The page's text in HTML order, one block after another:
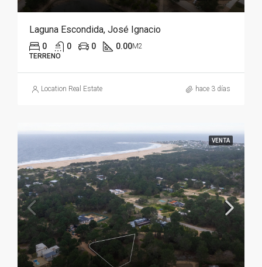
Laguna Escondida, José Ignacio
0 0 0 0.00M2
TERRENO
Location Real Estate hace 3 días
VENTA